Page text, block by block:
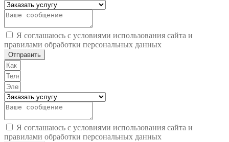
Я соглашаюсь с условиями использования сайта и
правилами обработки персональных данных
Отправить
Я соглашаюсь с условиями использования сайта и
правилами обработки персональных данных